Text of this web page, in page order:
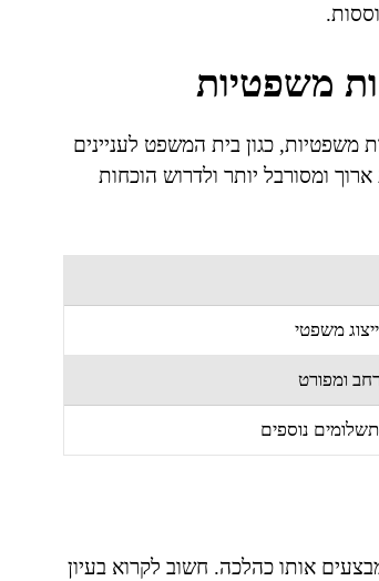
משפטיות
משפטיות, כגון בית המשפט לעניינים
ומסורבל יותר ולדרוש הוכחות
משפטי
ומפורט
נוספים
אותו כהלכה. חשוב לקרוא בעיון